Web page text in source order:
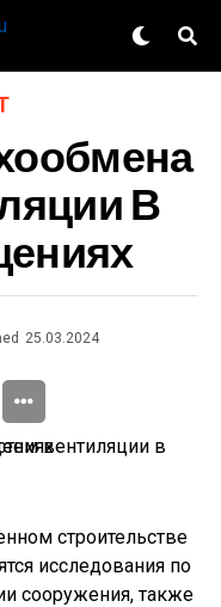
В
25.03.2024
строительстве
исследования по
сооружения, также